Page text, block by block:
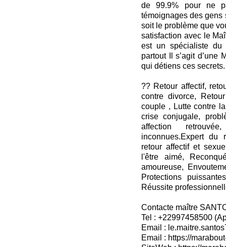
de 99.9% pour ne
témoignages des gens
soit le problème que
satisfaction avec le
est un spécialiste du
partout Il s’agit d’une
qui détiens ces secrets.
?? Retour affectif,
contre divorce,
couple , Lutte contre
crise conjugale,
affection
inconnues.Expert du
retour affectif et
l'être aimé,
amoureuse,
Protections
Réussite
Contacte maître
Tel : +22997458500
Email :
Email : https://